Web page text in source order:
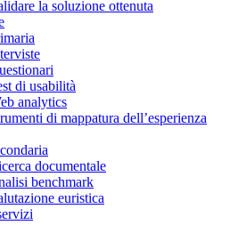
la soluzione ottenuta
di usabilità
analytics
di mappatura dell’esperienza
documentale
benchmark
euristica